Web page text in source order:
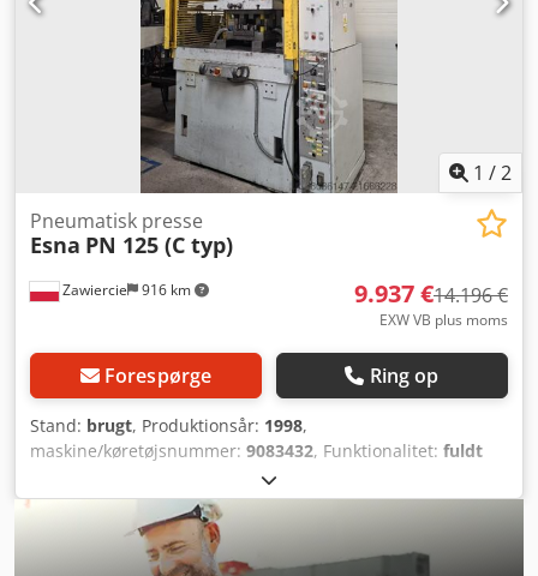
1 /2
Zawiercie 916 km
Pneumatisk presse
Esna PN 125 (C typ)
9.937 €14.196 €
EXW VB plus moms
Forespørge Ring op
Stand: brugt, Produktionsår: 1998,
maskine/køretøjsnummer: 9083432, Funktionalitet: fuldt
, Pneumatisk presse 125 ton
Dedeyzhqyjpfx Acqewa